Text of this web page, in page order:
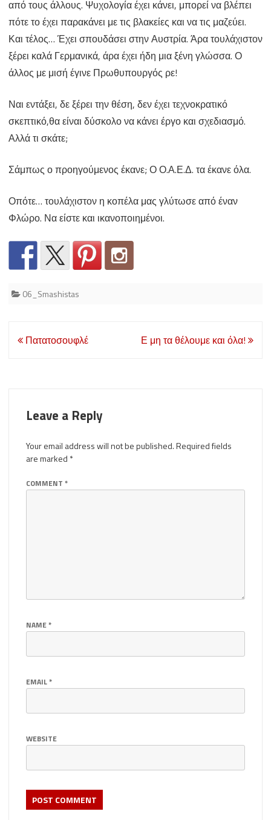
από τους άλλους. Ψυχολογία έχει κάνει, μπορεί να βλέπει
πότε το έχει παρακάνει με τις βλακείες και να τις μαζεύει.
Και τέλος… Έχει σπουδάσει στην Αυστρία. Άρα τουλάχιστον
ξέρει καλά Γερμανικά, άρα έχει ήδη μια ξένη γλώσσα. Ο
άλλος με μισή έγινε Πρωθυπουργός ρε!
Ναι εντάξει, δε ξέρει την θέση, δεν έχει τεχνοκρατικό
σκεπτικό,θα είναι δύσκολο να κάνει έργο και σχεδιασμό.
Αλλά τι σκάτε;
Σάμπως ο προηγούμενος έκανε; Ο Ο.Α.Ε.Δ. τα έκανε όλα.
Οπότε… τουλάχιστον η κοπέλα μας γλύτωσε από έναν
Φλώρο. Να είστε και ικανοποιημένοι.
06_Smashistas
Post
Πατατοσουφλέ Ε μη τα θέλουμε και όλα!
Leave a Reply
Your email address will not be published.Required fields
are marked *
COMMENT *
NAME*
EMAIL*
WEBSITE